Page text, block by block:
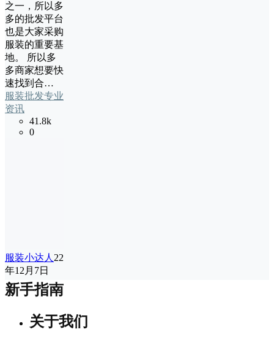
之一，所以多
多的批发平台
也是大家采购
服装的重要基
地。 所以多
多商家想要快
速找到合…
服装批发专业
资讯
41.8k
0
服装小达人 22
年12月7日
新手指南
关于我们